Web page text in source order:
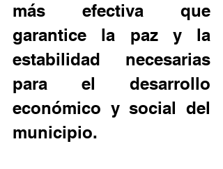
más efectiva que
garantice la paz y la
estabilidad necesarias
para el desarrollo
económico y social del
municipio.